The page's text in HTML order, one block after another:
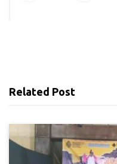
Related Post